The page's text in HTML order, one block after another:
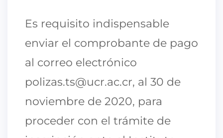
Es requisito indispensable
enviar el comprobante de pago
al correo electrónico
polizas.ts@ucr.ac.cr, al 30 de
noviembre de 2020, para
proceder con el trámite de